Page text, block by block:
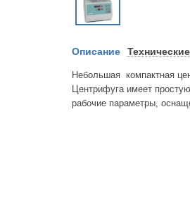
Описание
Небольшая компактная
Центрифуга имеет
рабочие параметры,